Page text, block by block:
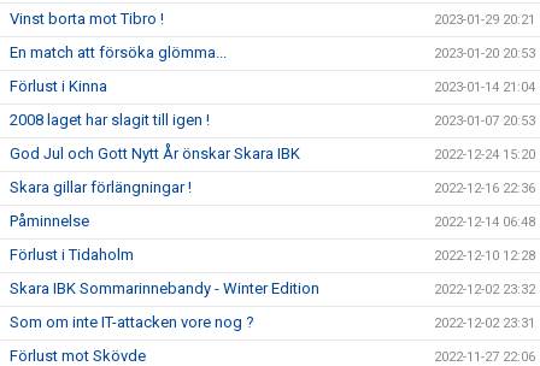
Vinst borta mot Tibro ! 2023-01-29 20:21
En match att försöka glömma... 2023-01-20 20:53
Förlust i Kinna 2023-01-14 21:04
2008 laget har slagit till igen ! 2023-01-07 20:53
God Jul och Gott Nytt År önskar Skara IBK 2022-12-24 15:20
Skara gillar förlängningar ! 2022-12-16 22:36
Påminnelse 2022-12-14 06:48
Förlust i Tidaholm 2022-12-10 12:28
Skara IBK Sommarinnebandy - Winter Edition 2022-12-02 23:32
Som om inte IT-attacken vore nog ? 2022-12-02 23:31
Förlust mot Skövde 2022-11-27 22:06